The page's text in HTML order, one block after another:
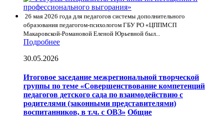
26 мая 2026 года для педагогов системы дополнительного
образования педагогом-психологом ГБУ РО «ЦППМСП
Макаровской-Романовой Еленой Юрьевной был...
Подробнее
30.05.2026
Итоговое заседание межрегиональной творческой
группы по теме «Совершенствование компетенций
педагогов детского сада по взаимодействию с
родителями (законными представителями)
воспитанников, в т.ч. с ОВЗ» Общие